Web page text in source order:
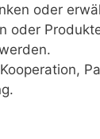
oder
oder